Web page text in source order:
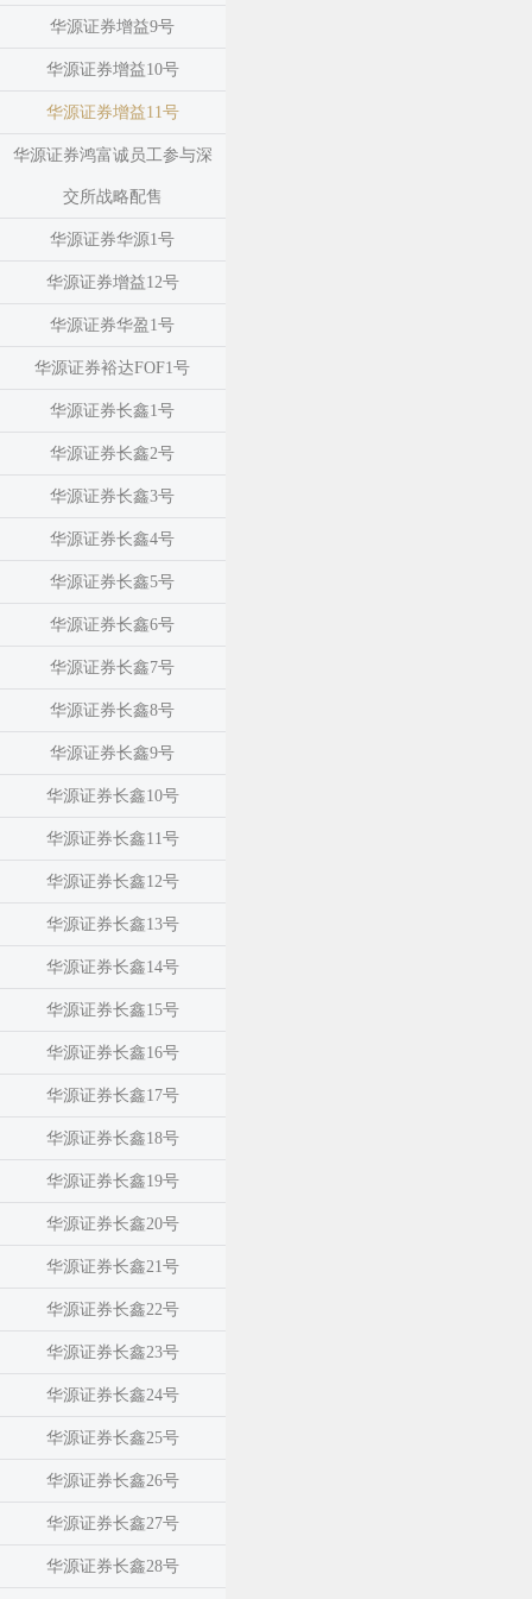
华源证券增益9号
华源证券增益10号
华源证券增益11号
华源证券鸿富诚员工参与深
交所战略配售
华源证券华源1号
华源证券增益12号
华源证券华盈1号
华源证券裕达FOF1号
华源证券长鑫1号
华源证券长鑫2号
华源证券长鑫3号
华源证券长鑫4号
华源证券长鑫5号
华源证券长鑫6号
华源证券长鑫7号
华源证券长鑫8号
华源证券长鑫9号
华源证券长鑫10号
华源证券长鑫11号
华源证券长鑫12号
华源证券长鑫13号
华源证券长鑫14号
华源证券长鑫15号
华源证券长鑫16号
华源证券长鑫17号
华源证券长鑫18号
华源证券长鑫19号
华源证券长鑫20号
华源证券长鑫21号
华源证券长鑫22号
华源证券长鑫23号
华源证券长鑫24号
华源证券长鑫25号
华源证券长鑫26号
华源证券长鑫27号
华源证券长鑫28号